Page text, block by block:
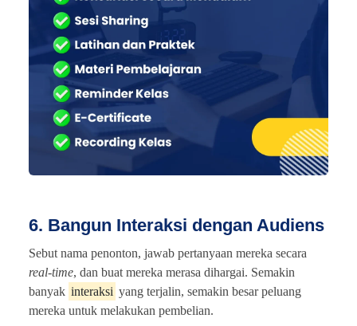
6. Bangun Interaksi dengan Audiens
Sebut nama penonton, jawab pertanyaan mereka secara
real-time, dan buat mereka merasa dihargai. Semakin
banyak interaksi yang terjalin, semakin besar peluang
mereka untuk melakukan pembelian.